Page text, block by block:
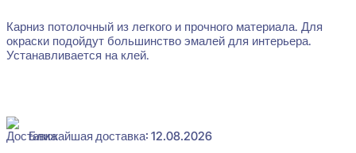
Карниз потолочный из легкого и прочного материала. Для
окраски подойдут большинство эмалей для интерьера.
Устанавливается на клей.
Ближайшая доставка: 12.08.2026